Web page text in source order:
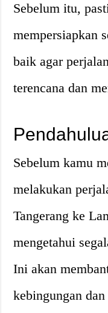
Sebelum itu,
mempersiapkan
baik agar
terencana dan
Sebelum kamu
melakukan
Tangerang ke
mengetahui
Ini akan
kebingungan